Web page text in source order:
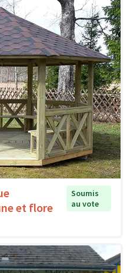
et flore
Soumis
au vote